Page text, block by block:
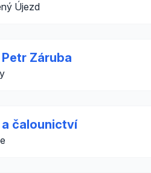
Újezd
Záruba
čalounictví